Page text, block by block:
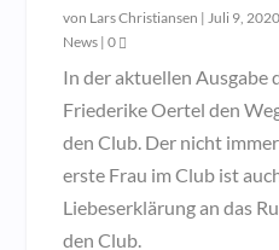
von Lars Christiansen |Juli 9, 2020
News |0
In der aktuellen Ausgabe
Friederike Oertel den
den Club. Der nicht
erste Frau im Club ist
Liebeserklärung an das
den Club.